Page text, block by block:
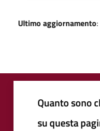
Ultimo aggiornamento
Quanto sono
su questa